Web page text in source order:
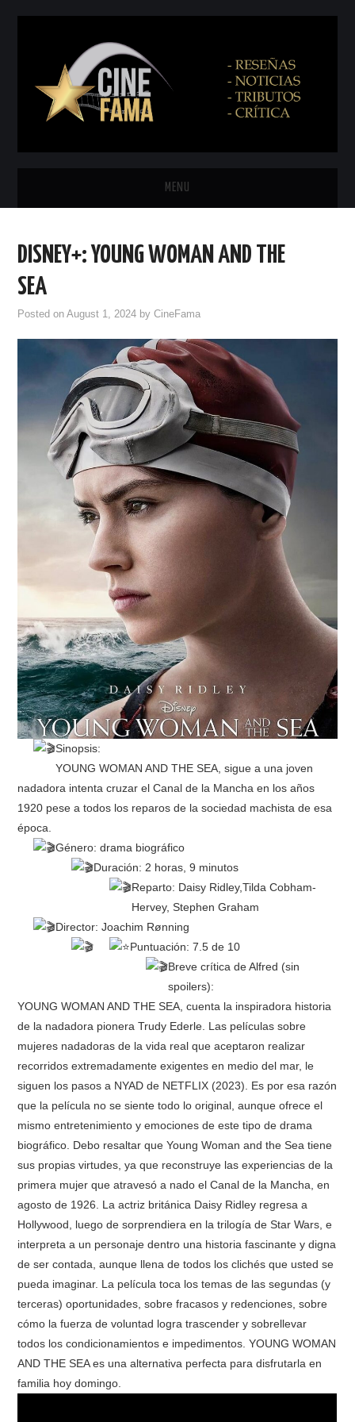
MENU
EN CINES
NETFLIX
RESEÑAS
ESPAÑOL
DISNEY+: YOUNG WOMAN AND THE
SEA
Posted onAugust 1, 2024 byCineFama
Sinopsis:
YOUNG WOMAN AND THE SEA, sigue a una joven
nadadora intenta cruzar el Canal de la Mancha en los años
1920 pese a todos los reparos de la sociedad machista de esa
época.
Género: drama biográfico
Duración: 2 horas, 9 minutos
Reparto: Daisy Ridley,Tilda Cobham-
Hervey, Stephen Graham
Director: Joachim Rønning
Puntuación: 7.5 de 10
Breve crítica de Alfred (sin
spoilers):
YOUNG WOMAN AND THE SEA, cuenta la inspiradora historia
de la nadadora pionera Trudy Ederle. Las películas sobre
mujeres nadadoras de la vida real que aceptaron realizar
recorridos extremadamente exigentes en medio del mar, le
siguen los pasos a NYAD de NETFLIX (2023). Es por esa razón
que la película no se siente todo lo original, aunque ofrece el
mismo entretenimiento y emociones de este tipo de drama
biográfico. Debo resaltar que Young Woman and the Sea tiene
sus propias virtudes, ya que reconstruye las experiencias de la
primera mujer que atravesó a nado el Canal de la Mancha, en
agosto de 1926. La actriz británica Daisy Ridley regresa a
Hollywood, luego de sorprendiera en la trilogía de Star Wars, e
interpreta a un personaje dentro una historia fascinante y digna
de ser contada, aunque llena de todos los clichés que usted se
pueda imaginar. La película toca los temas de las segundas (y
terceras) oportunidades, sobre fracasos y redenciones, sobre
cómo la fuerza de voluntad logra trascender y sobrellevar
todos los condicionamientos e impedimentos. YOUNG WOMAN
AND THE SEA es una alternativa perfecta para disfrutarla en
familia hoy domingo.